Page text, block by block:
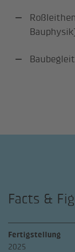
Facts &
Fertigstellung
2025